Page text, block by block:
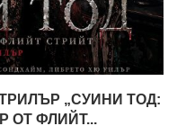
„СУИНИ ТОД:
ОТ ФЛИЙТ...